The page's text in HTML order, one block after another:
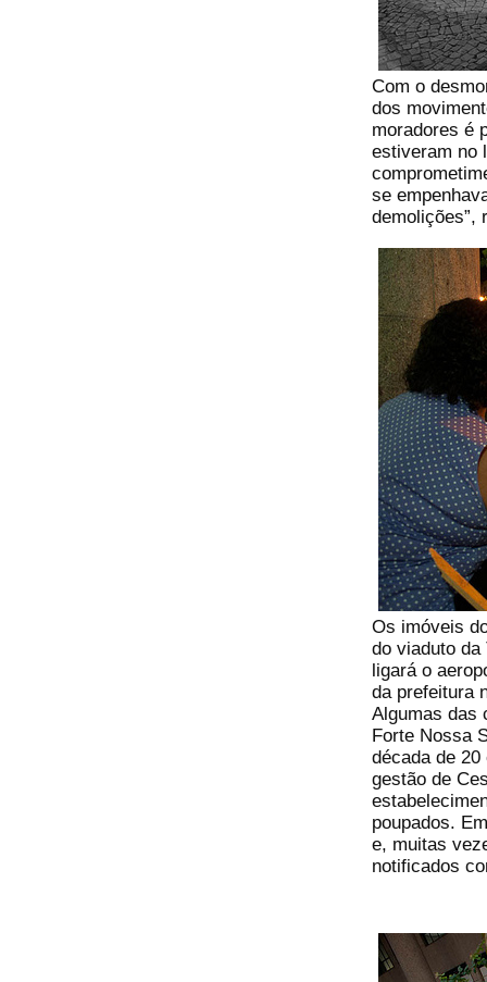
Com o
dos
moradores é
estiveram no
se
demolições”,
Os imóveis
do viaduto
ligará o
da prefeitura
Algumas das
Forte Nossa
década de
gestão de
poupados.
e, muitas
notificados